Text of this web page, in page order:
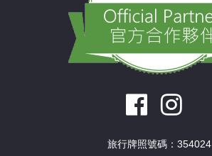
旅行牌照號碼：354024